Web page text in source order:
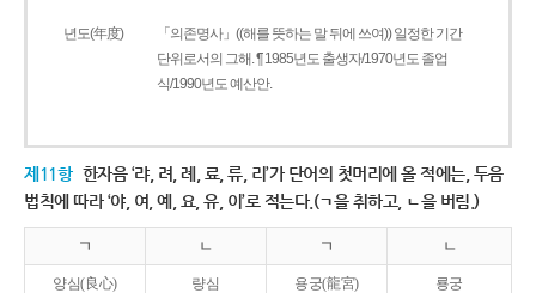
년도(年度)
「의존명사」((해를 뜻하는 말 뒤에 쓰여)) 일정한 기간
단위로서의 그해. ¶ 1985년도 출생자/1970년도 졸업
식/1990년도 예산안.
제11항 한자음 ‘랴, 려, 례, 료, 류, 리’가 단어의 첫머리에 올 적에는, 두음
법칙에 따라 ‘야, 여, 예, 요, 유, 이’로 적는다.(ㄱ을 취하고, ㄴ을 버림.)
ㄱ ㄴ ㄱ ㄴ
양심(良心) 량심 용궁(龍宮) 룡궁